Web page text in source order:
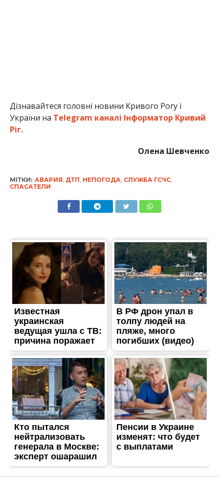
Дізнавайтеся головні новини Кривого Рогу і
України на Telegram каналі Інформатор Кривий
Ріг.
Олена Шевченко
МІТКИ: АВАРИЯ ДТП НЕПОГОДА СЛУЖБА ГСЧС,
СПАСАТЕЛИ